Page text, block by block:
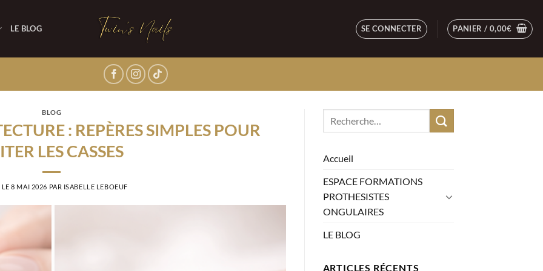
LE BLOG SE CONNECTER PANIER / 0,00€
BLOG
: REPÈRES SIMPLES POUR
LES CASSES
LE8 MAI 2026 PAR ISABELLE LEBOEUF
Accueil
ESPACE FORMATIONS
PROTHESISTES
ONGULAIRES
LE BLOG
ARTICLES RÉCENTS